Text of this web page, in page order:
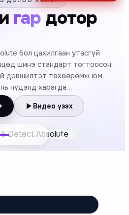
гар дотор
бол цахилгаан утасгүй
шинэ стандарт тогтоосон,
дэвшилтэт төхөөрөмж юм.
нүдэнд харагда…
Видео үзэх